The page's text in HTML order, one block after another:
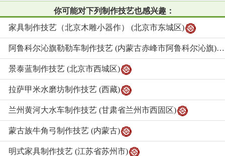
你可能对下列制作技艺也感兴趣：
家具制作技艺（北京木雕小器作） (北京市东城区)
阿鲁科尔沁旗勒勒车制作技艺 (内蒙古赤峰市阿鲁科尔沁旗)
景泰蓝制作技艺 (北京市西城区)
拉萨甲米水磨坊制作技艺 (西藏)
兰州黄河大水车制作技艺 (甘肃省兰州市西固区)
蒙古族牛角弓制作技艺 (内蒙古)
明式家具制作技艺 (江苏省苏州市)